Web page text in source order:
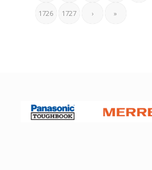
1726 1727 › »